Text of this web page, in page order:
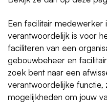
Een facilitair medewerker
verantwoordelijk is voor
faciliteren van een
gebouwbeheer en
zoek bent naar een
verantwoordelijke functie,
mogelijkheden om jouw